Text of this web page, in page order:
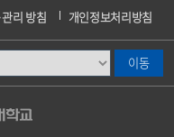
리 방침 개인정보처리방침
캠퍼스안내